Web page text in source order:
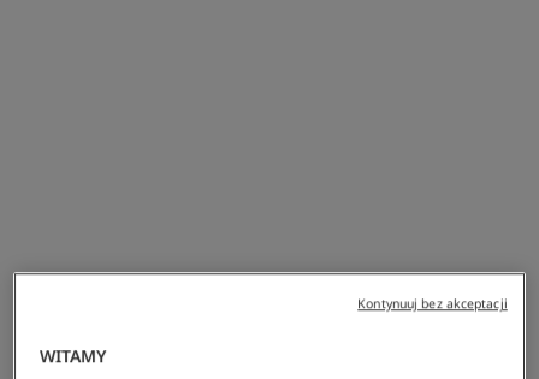
WITAMY
Kontynuuj bez akceptacji